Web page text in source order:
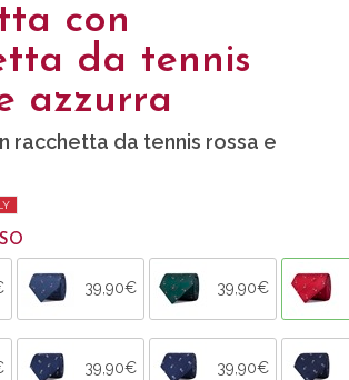
con
da tennis
azzurra
racchetta da tennis rossa e
39,90€ 39,90€
39,90€ 39,90€